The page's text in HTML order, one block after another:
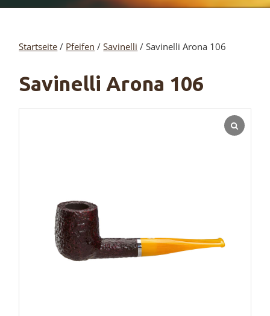
Startseite / Pfeifen /Savinelli / Savinelli Arona 106
Savinelli Arona 106